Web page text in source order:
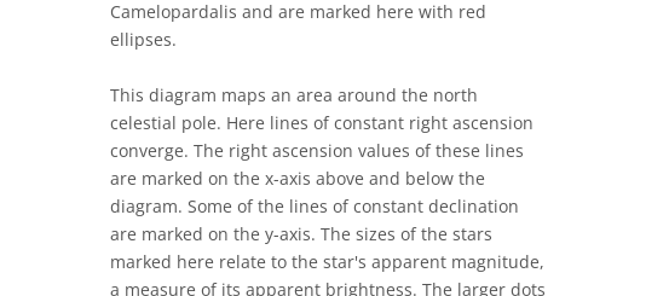
Camelopardalis and are marked here with red
ellipses.
This diagram maps an area around the north
celestial pole. Here lines of constant right ascension
converge. The right ascension values of these lines
are marked on the x-axis above and below the
diagram. Some of the lines of constant declination
are marked on the y-axis. The sizes of the stars
marked here relate to the star's apparent magnitude,
a measure of its apparent brightness. The larger dots